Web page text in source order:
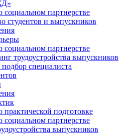
социальном партнерстве
студентов и выпускников
социальном партнерстве
трудоустройства выпускников
подбор специалиста
практической подготовке
социальном партнерстве
выпускников